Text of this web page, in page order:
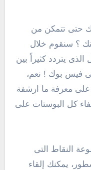
؟ سنقوم خلال
يتردد كثيراً بين
فيس بوك ! نعم،
على معرفة ما ارشفة
كل البوستات على
النقاط التى
يمكنك إلقاء